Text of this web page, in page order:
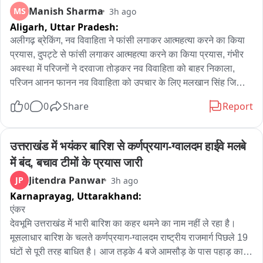
MS Manish Sharma 3h ago
Aligarh, Uttar Pradesh:
अलीगढ़ ब्रेकिंग, नव विवाहिता ने फांसी लगाकर आत्महत्या करने का किया
प्रयास, दुपट्टे से फांसी लगाकर आत्महत्या करने का किया प्रयास, गंभीर
अवस्था में परिजनों ने दरवाजा तोड़कर नव विवाहिता को बाहर निकाला,
परिजन आनन फानन नव विवाहिता को उपचार के लिए मलखान सिंह जिला
कॉलेज के लिए किया रेफर, अलीगढ़ के थाना गांधी पार्क के इलाके के
0 0 Share Report
उत्तराखंड में भयंकर बारिश से कर्णप्रयाग-ग्वालदम हाईवे मलबे
में बंद, बचाव टीमों के प्रयास जारी
JP Jitendra Panwar 3h ago
Karnaprayag, Uttarakhand:
एंकर
देवभूमि उत्तराखंड में भारी बारिश का कहर थमने का नाम नहीं ले रहा है।
मूसलाधार बारिश के चलते कर्णप्रयाग-ग्वालदम राष्ट्रीय राजमार्ग पिछले 19
घंटों से पूरी तरह बाधित है। आज तड़के 4 बजे आमसौड़ के पास पहाड़ का